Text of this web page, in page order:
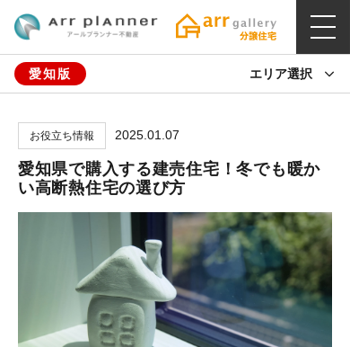
愛知版 エリア選択
お役立ち情報 2025.01.07
愛知県で購入する建売住宅！冬でも暖か
い高断熱住宅の選び方